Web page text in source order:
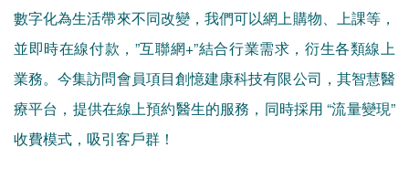
數字化為生活帶來不同改變，我們可以網上購物、上課等，
並即時在線付款，”互聯網+”結合行業需求，衍生各類線上
業務。今集訪問會員項目創憶建康科技有限公司，其智慧醫
療平台，提供在線上預約醫生的服務，同時採用 “流量變現”
收費模式，吸引客戶群！